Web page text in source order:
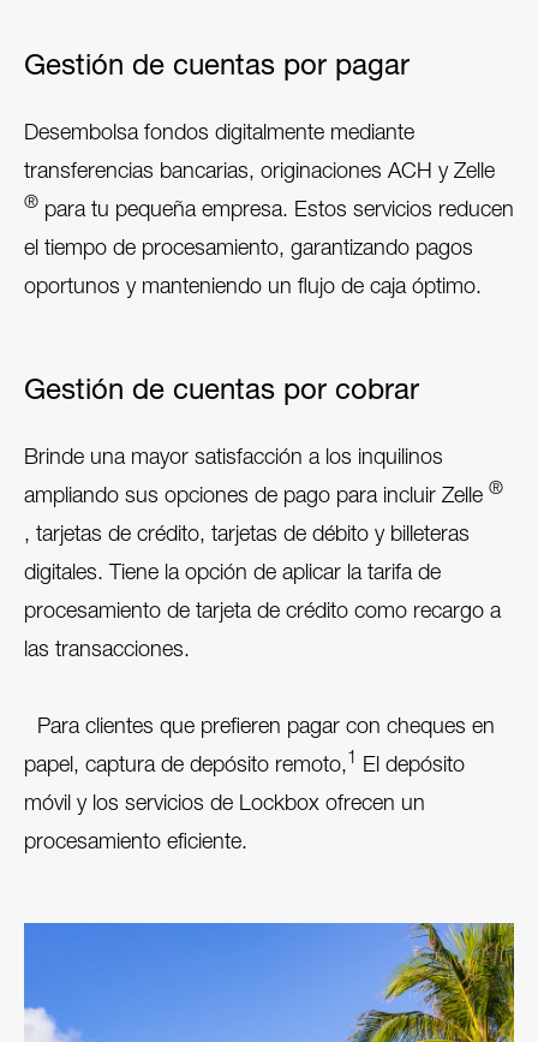
Gestión de cuentas por pagar
Desembolsa fondos digitalmente mediante
transferencias bancarias, originaciones ACH y Zelle
® para tu pequeña empresa. Estos servicios reducen
el tiempo de procesamiento, garantizando pagos
oportunos y manteniendo un flujo de caja óptimo.
Gestión de cuentas por cobrar
Brinde una mayor satisfacción a los inquilinos
ampliando sus opciones de pago para incluir Zelle ®
, tarjetas de crédito, tarjetas de débito y billeteras
digitales. Tiene la opción de aplicar la tarifa de
procesamiento de tarjeta de crédito como recargo a
las transacciones.
Para clientes que prefieren pagar con cheques en
papel, captura de depósito remoto,1 El depósito
móvil y los servicios de Lockbox ofrecen un
procesamiento eficiente.